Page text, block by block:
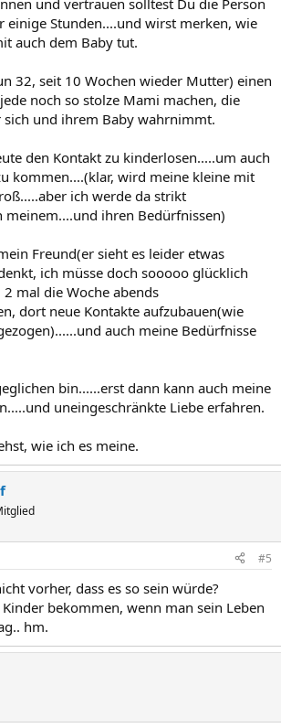
und vertrauen solltest Du die Person
einige Stunden....und wirst merken, wie
auch dem Baby tut.
32, seit 10 Wochen wieder Mutter) einen
noch so stolze Mami machen, die
sich und ihrem Baby wahrnimmt.
den Kontakt zu kinderlosen.....um auch
kommen....(klar, wird meine kleine mit
ich werde da strikt
meinem....und ihren Bedürfnissen)
Freund(er sieht es leider etwas
ich müsse doch sooooo glücklich
mal die Woche abends
dort neue Kontakte aufzubauen(wie
auch meine Bedürfnisse
bin......erst dann kann auch meine
uneingeschränkte Liebe erfahren.
wie ich es meine.
#5
vorher, dass es so sein würde?
bekommen, wenn man sein Leben
hm.